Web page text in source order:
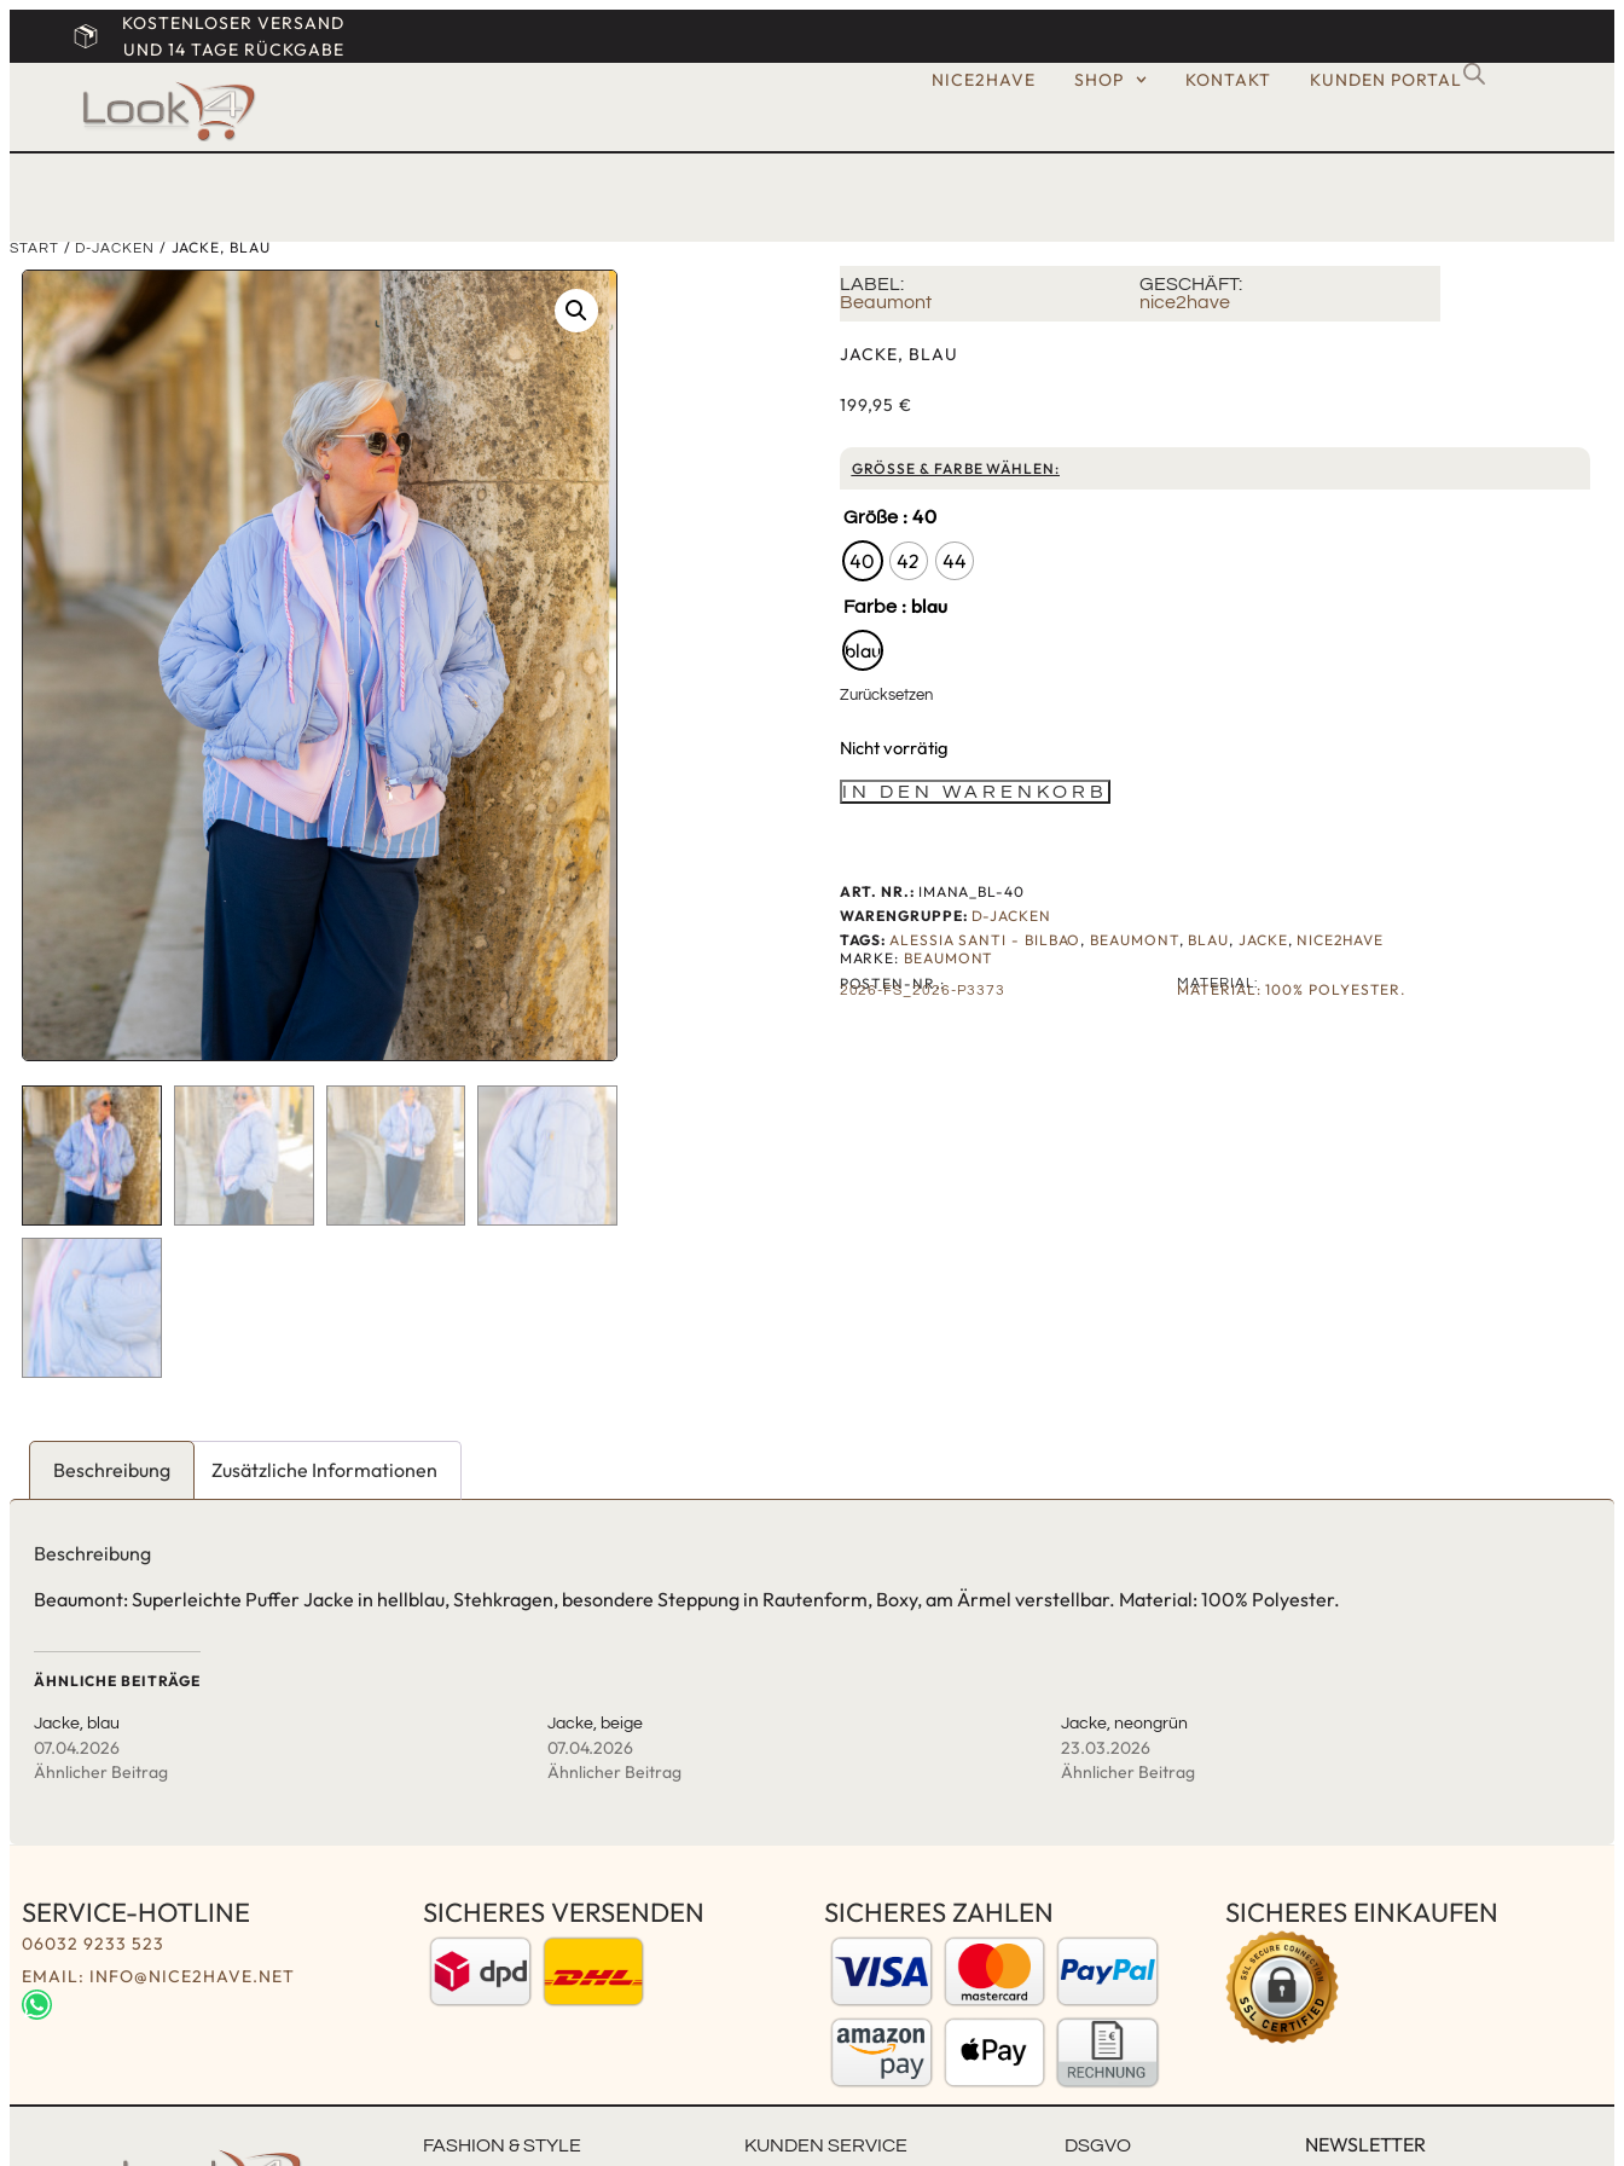
KOSTENLOSER VERSAND
UND 14 TAGE RÜCKGABE
NICE2HAVE
SHOP KONTAKT KUNDEN PORTAL
START / D-JACKEN / JACKE, BLAU
LABEL:
GESCHÄFT:
Beaumont
nice2have
JACKE, BLAU
199,95 €
GRÖSSE & FARBE WÄHLEN:
Größe : 40
40
42 44
Farbe : blau
blau
Zurücksetzen
Nicht vorrätig
IN DEN WARENKORB
ART. NR.: IMANA_BL-40
WARENGRUPPE: D-JACKEN
TAGS: ALESSIA SANTI - BILBAO , BEAUMONT, BLAU, JACKE, NICE2HAVE
MARKE: BEAUMONT
POSTEN-NR.:
MATERIAL:
2026-FS_2026-P3373 MATERIAL: 100% POLYESTER.
Beschreibung Zusätzliche Informationen
Beschreibung
Beaumont: Superleichte Puffer Jacke in hellblau, Stehkragen, besondere Steppung in Rautenform, Boxy, am Ärmel verstellbar. Material: 100% Polyester.
ÄHNLICHE BEITRÄGE
Jacke, blau
07.04.2026
Ähnlicher Beitrag
Jacke, beige
07.04.2026
Ähnlicher Beitrag
Jacke, neongrün
23.03.2026
Ähnlicher Beitrag
SERVICE-HOTLINE
06032 9233 523
EMAIL: INFO@NICE2HAVE.NET
SICHERES VERSENDEN SICHERES ZAHLEN SICHERES EINKAUFEN
FASHION & STYLE KUNDEN SERVICE DSGVO NEWSLETTER